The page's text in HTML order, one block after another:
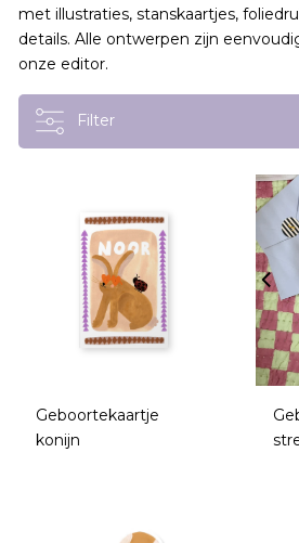
met illustraties, stanskaartjes,
details. Alle ontwerpen zijn
onze editor.
Filter
Geboortekaartje
konijn